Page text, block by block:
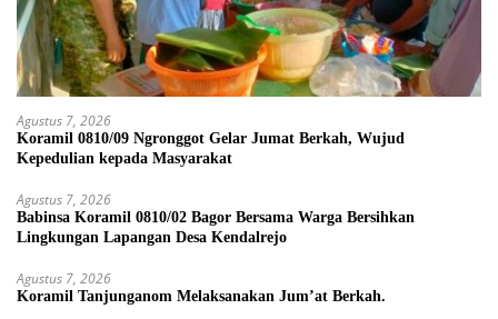
Agustus 7, 2026
Koramil 0810/09 Ngronggot Gelar Jumat Berkah, Wujud
Kepedulian kepada Masyarakat
Agustus 7, 2026
Babinsa Koramil 0810/02 Bagor Bersama Warga Bersihkan
Lingkungan Lapangan Desa Kendalrejo
Agustus 7, 2026
Koramil Tanjunganom Melaksanakan Jum’at Berkah.